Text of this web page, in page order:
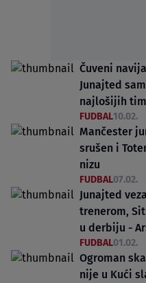
Čuveni
Junajted
najlošijih
FUDBAL10.02.
Mančester
srušen i
nizu
FUDBAL07.02.
Junajted
trenerom,
u derbiju -
FUDBAL01.02.
Ogroman
nije u Kući